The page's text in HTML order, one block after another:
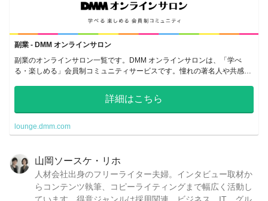
副業 - DMM オンラインサロン
副業のオンラインサロン一覧です。DMM オンラインサロンは、「学べ
る・楽しめる」会員制コミュニティサービスです。憧れの著名人や共感し
詳細はこちら
lounge.dmm.com
山岡ソースケ・リホ
人材会社出身のフリーライター夫婦。インタビュー取材か
らコンテンツ執筆、コピーライティングまで幅広く活動し